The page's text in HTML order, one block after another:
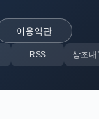
이용약관
RSS 상조내